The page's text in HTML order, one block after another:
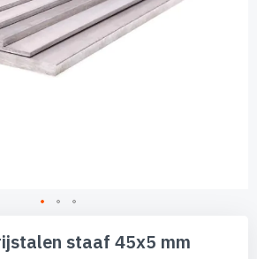
staaf 45x5 mm